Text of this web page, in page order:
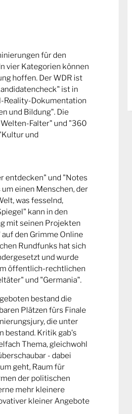
für den
vier Kategorien können
hoffen. Der WDR ist
ist in
Reality-Dokumentation
und Bildung". Die
Falter" und "360
und
entdecken" und "Notes
einen Menschen, der
was fesselnd,
kann in den
mit seinen Projekten
den Grimme Online
Rundfunks hat sich
und wurde
öffentlich-rechtlichen
und "Germania".
bestand die
Plätzen fürs Finale
die unter
bestand. Kritik gab's
Thema, gleichwohl
- dabei
geht, Raum für
der politischen
mehr kleinere
kleiner Angebote